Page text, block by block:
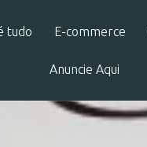
tudo E-commerce
Anuncie Aqui